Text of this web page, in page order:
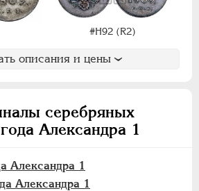
#Н92 (R2)
описания и цены
серебряных
Александра 1
Александра 1
Александра 1
1881
1894
1917-1918